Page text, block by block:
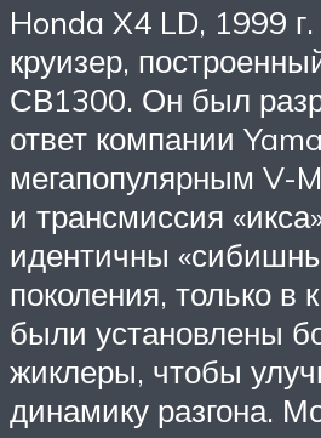
Honda X4 LD, 1999
круизер,
СВ1300. Он был
ответ компании
мегапопулярным V-
и трансмиссия
идентичны
поколения, только в
были установлены
жиклеры, чтобы
динамику разгона.